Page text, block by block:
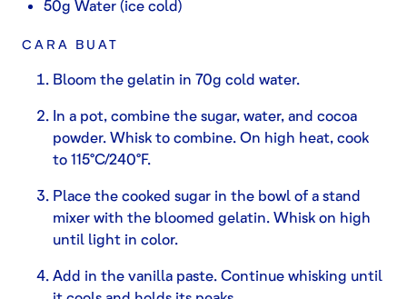
50g Water (ice cold)
CARA BUAT
Bloom the gelatin in 70g cold water.
In a pot, combine the sugar, water, and cocoa
powder. Whisk to combine. On high heat, cook
to 115°C/240°F.
Place the cooked sugar in the bowl of a stand
mixer with the bloomed gelatin. Whisk on high
until light in color.
Add in the vanilla paste. Continue whisking until